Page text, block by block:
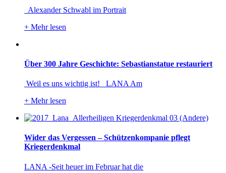
Alexander Schwabl im Portrait
+ Mehr lesen
Über 300 Jahre Geschichte: Sebastianstatue restauriert
Weil es uns wichtig ist! LANA Am
+ Mehr lesen
Wider das Vergessen – Schützenkompanie pflegt
Kriegerdenkmal
LANA -Seit heuer im Februar hat die